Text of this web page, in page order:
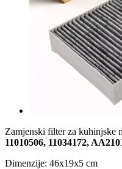
Zamjenski filter za kuhinjske
11010506, 11034172,
Dimenzije: 46x19x5 cm